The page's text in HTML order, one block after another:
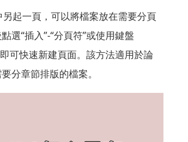
另起一頁，可以將檔案放在需要分頁
選“插入”-“分頁符”或使用鍵盤
可快速新建頁面。該方法適用於論
分章節排版的檔案。